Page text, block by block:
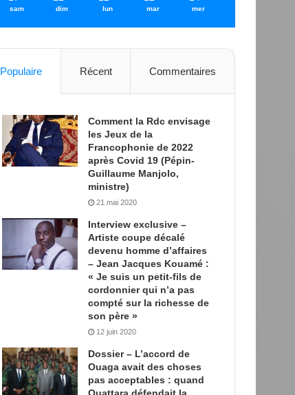
sam dim lun mar mer
Populaire Récent Commentaires
Comment la Rdc envisage
les Jeux de la
Francophonie de 2022
après Covid 19 (Pépin-
Guillaume Manjolo,
ministre)
21 mai 2020
Interview exclusive –
Artiste coupe décalé
devenu homme d’affaires
– Jean Jacques Kouamé :
« Je suis un petit-fils de
cordonnier qui n’a pas
compté sur la richesse de
son père »
12 juin 2020
Dossier – L’accord de
Ouaga avait des choses
pas acceptables : quand